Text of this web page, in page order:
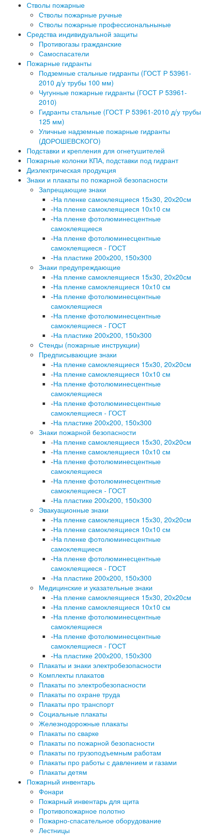
Стволы пожарные
Стволы пожарные ручные
Стволы пожарные профессиональныные
Средства индивидуальной защиты
Противогазы гражданские
Самоспасатели
Пожарные гидранты
Подземные стальные гидранты (ГОСТ Р 53961-
2010 д/у трубы 100 мм)
Чугунные пожарные гидранты (ГОСТ Р 53961-
2010)
Гидранты стальные (ГОСТ Р 53961-2010 д/у трубы
125 мм)
Уличные надземные пожарные гидранты
(ДОРОШЕВСКОГО)
Подставки и крепления для огнетушителей
Пожарные колонки КПА, подставки под гидрант
Диэлектрическая продукция
Знаки и плакаты по пожарной безопасности
Запрещающие знаки
-На пленке самоклеящиеся 15х30, 20х20см
-На пленке самоклеящиеся 10х10 см
-На пленке фотолюминесцентные
самоклеящиеся
-На пленке фотолюминесцентные
самоклеящиеся - ГОСТ
-На пластике 200х200, 150х300
Знаки предупреждающие
-На пленке самоклеящиеся 15х30, 20х20см
-На пленке самоклеящиеся 10х10 см
-На пленке фотолюминесцентные
самоклеящиеся
-На пленке фотолюминесцентные
самоклеящиеся - ГОСТ
-На пластике 200х200, 150х300
Стенды (пожарные инструкции)
Предписывающие знаки
-На пленке самоклеящиеся 15х30, 20х20см
-На пленке самоклеящиеся 10х10 см
-На пленке фотолюминесцентные
самоклеящиеся
-На пленке фотолюминесцентные
самоклеящиеся - ГОСТ
-На пластике 200х200, 150х300
Знаки пожарной безопасности
-На пленке самоклеящиеся 15х30, 20х20см
-На пленке самоклеящиеся 10х10 см
-На пленке фотолюминесцентные
самоклеящиеся
-На пленке фотолюминесцентные
самоклеящиеся - ГОСТ
-На пластике 200х200, 150х300
Эвакуационные знаки
-На пленке самоклеящиеся 15х30, 20х20см
-На пленке самоклеящиеся 10х10 см
-На пленке фотолюминесцентные
самоклеящиеся
-На пленке фотолюминесцентные
самоклеящиеся - ГОСТ
-На пластике 200х200, 150х300
Медицинские и указательные знаки
-На пленке самоклеящиеся 15х30, 20х20см
-На пленке самоклеящиеся 10х10 см
-На пленке фотолюминесцентные
самоклеящиеся
-На пленке фотолюминесцентные
самоклеящиеся - ГОСТ
-На пластике 200х200, 150х300
Плакаты и знаки электробезопасности
Комплекты плакатов
Плакаты по электробезопасности
Плакаты по охране труда
Плакаты про транспорт
Социальные плакаты
Железнодорожные плакаты
Плакаты по сварке
Плакаты по пожарной безопасности
Плакаты по грузоподъемным работам
Плакаты про работы с давлением и газами
Плакаты детям
Пожарный инвентарь
Фонари
Пожарный инвентарь для щита
Противопожарное полотно
Пожарно-спасательное оборудование
Лестницы